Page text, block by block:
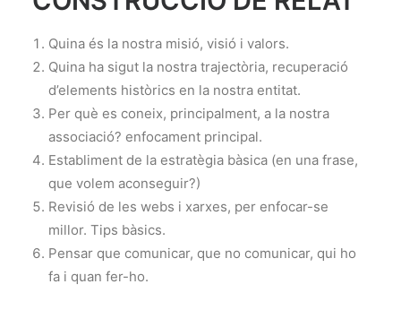
Quina és la nostra misió, visió i valors.
Quina ha sigut la nostra trajectòria, recuperació
d’elements històrics en la nostra entitat.
Per què es coneix, principalment, a la nostra
associació? enfocament principal.
Establiment de la estratègia bàsica (en una frase,
que volem aconseguir?)
Revisió de les webs i xarxes, per enfocar-se
millor. Tips bàsics.
Pensar que comunicar, que no comunicar, qui ho
fa i quan fer-ho.